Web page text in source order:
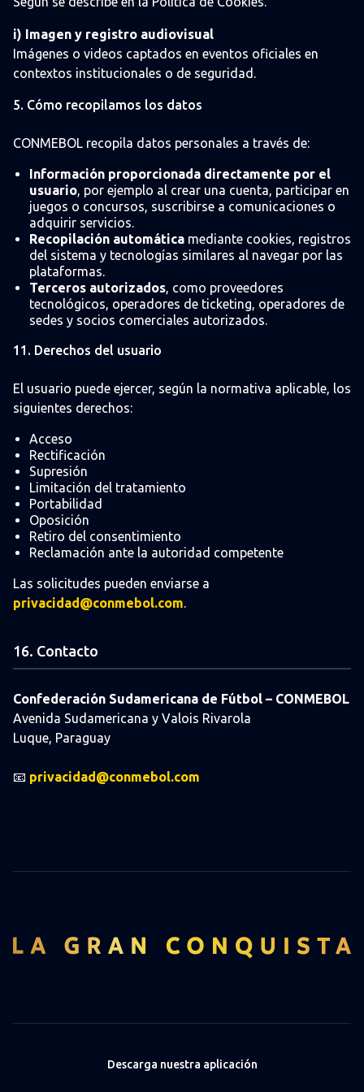
i) Imagen y registro audiovisual
Imágenes o videos captados en eventos oficiales en
contextos institucionales o de seguridad.
5. Cómo recopilamos los datos
CONMEBOL recopila datos personales a través de:
Información proporcionada directamente por el
usuario, por ejemplo al crear una cuenta, participar en
juegos o concursos, suscribirse a comunicaciones o
adquirir servicios.
Recopilación automática mediante cookies, registros
del sistema y tecnologías similares al navegar por las
plataformas.
Terceros autorizados, como proveedores
tecnológicos, operadores de ticketing, operadores de
sedes y socios comerciales autorizados.
11. Derechos del usuario
El usuario puede ejercer, según la normativa aplicable, los
siguientes derechos:
Acceso
Rectificación
Supresión
Limitación del tratamiento
Portabilidad
Oposición
Retiro del consentimiento
Reclamación ante la autoridad competente
Las solicitudes pueden enviarse a
privacidad@conmebol.com.
16. Contacto
Confederación Sudamericana de Fútbol – CONMEBOL
Avenida Sudamericana y Valois Rivarola
Luque, Paraguay
📧 privacidad@conmebol.com
Descarga nuestra aplicación